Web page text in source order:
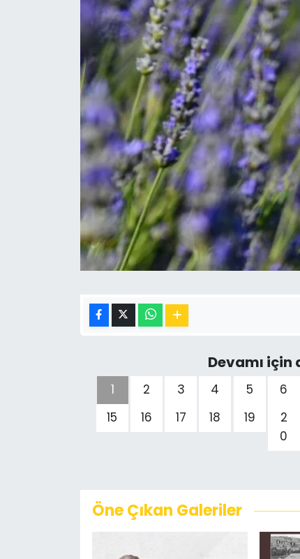
Devamı
1 2 3 4 5 6
15
16 17 18 19
2
0
Öne Çıkan Galeriler